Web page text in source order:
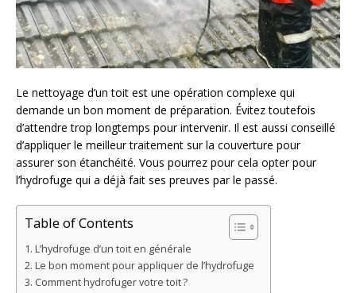
Le nettoyage d’un toit est une opération complexe qui
demande un bon moment de préparation. Évitez toutefois
d’attendre trop longtemps pour intervenir. Il est aussi conseillé
d’appliquer le meilleur traitement sur la couverture pour
assurer son étanchéité. Vous pourrez pour cela opter pour
l’hydrofuge qui a déjà fait ses preuves par le passé.
Table of Contents
L’hydrofuge d’un toit en générale
Le bon moment pour appliquer de l’hydrofuge
Comment hydrofuger votre toit ?